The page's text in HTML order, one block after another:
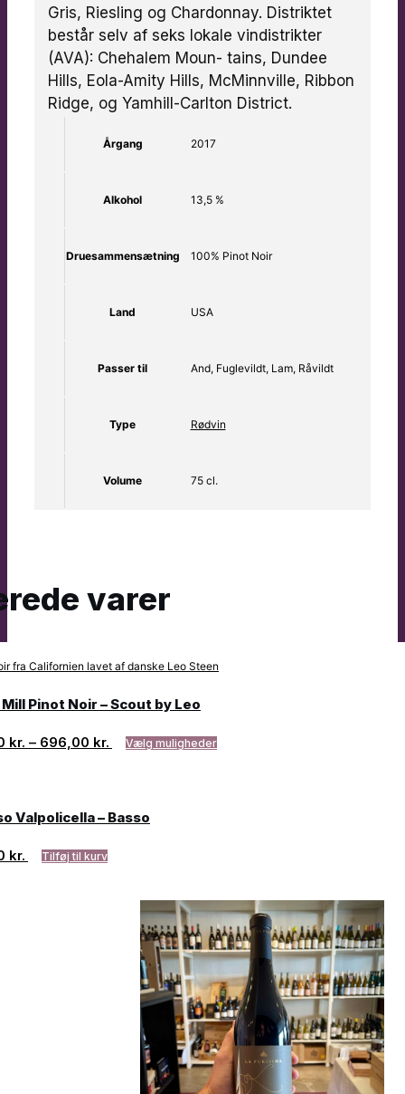
Gris, Riesling og Chardonnay. Distriktet
består selv af seks lokale vindistrikter
(AVA): Chehalem Moun- tains, Dundee
Hills, Eola-Amity Hills, McMinnville, Ribbon
Ridge, og Yamhill-Carlton District.
Årgang 2017
Alkohol 13,5 %
Druesammensætning 100% Pinot Noir
Land USA
Passer til And, Fuglevildt, Lam, Råvildt
Type Rødvin
Volume 75 cl.
varer
Pinot Noir – Scout by Leo
kr. – 696,00 kr. Vælg muligheder
Valpolicella – Basso
kr. Tilføj til kurv